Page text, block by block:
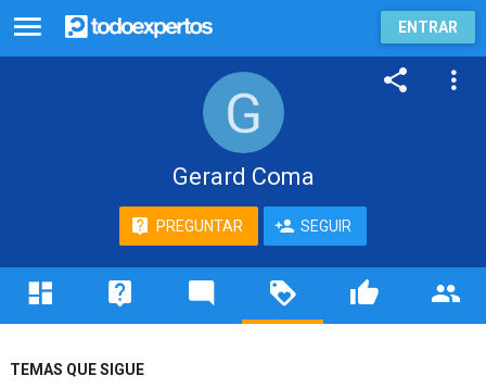
ENTRAR
Gerard Coma
PREGUNTAR SEGUIR
TEMAS QUE SIGUE